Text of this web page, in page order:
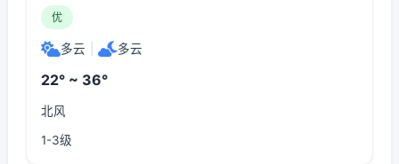
优
多云 多云
22° ~ 36°
北风
1-3级